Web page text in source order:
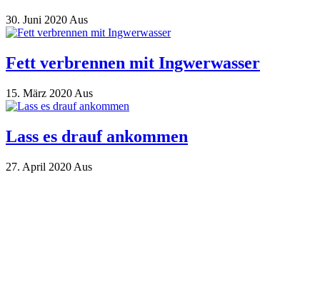
30. Juni 2020 Aus
Fett verbrennen mit Ingwerwasser
15. März 2020 Aus
Lass es drauf ankommen
27. April 2020 Aus